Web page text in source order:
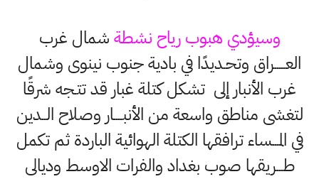
وسيؤدي هبوب رياح نشطةشمال غرب
العـــــراق وتحـديدًا في بادية جنوب نينوى وشمال
غرب الأنبار إلى تشكل كتلة غبار قد تتـجه شرقًا
لتغشى مناطق واسعة من الأنبــــار وصلاح الــدين
في المـــساء ترافقها الكتلة الهوائية الباردة ثم تكمل
طـــريقها صوب بغداد والفرات الاوسط وديالى